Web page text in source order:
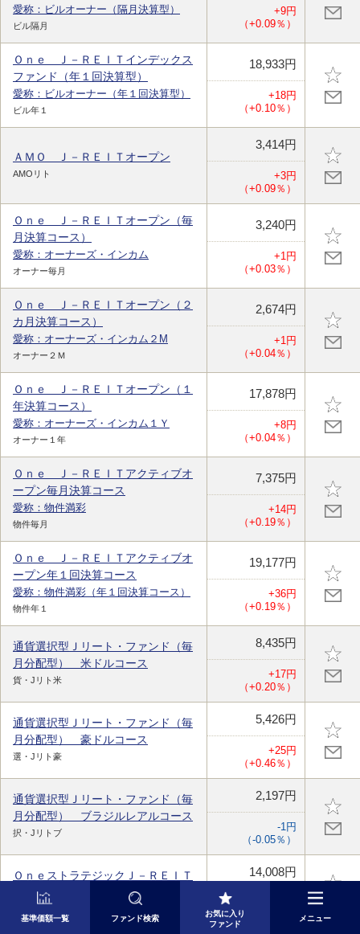
基準価額一覧 ファンド検索
お気に入り
ファンド
メニュー
愛称：ビルオーナー（隔月決算型）
ビル隔月
+9円
（+0.09％）
Ｏｎｅ Ｊ－ＲＥＩＴインデックス
ファンド（年１回決算型）
愛称：ビルオーナー（年１回決算型）
ビル年１
18,933円
+18円
（+0.10％）
ＡＭＯ Ｊ－ＲＥＩＴオープン
AMOリト
3,414円
+3円
（+0.09％）
Ｏｎｅ Ｊ－ＲＥＩＴオープン（毎
月決算コース）
愛称：オーナーズ・インカム
オーナー毎月
3,240円
+1円
（+0.03％）
Ｏｎｅ Ｊ－ＲＥＩＴオープン（２
カ月決算コース）
愛称：オーナーズ・インカム２M
オーナー２Ｍ
2,674円
+1円
（+0.04％）
Ｏｎｅ Ｊ－ＲＥＩＴオープン（１
年決算コース）
愛称：オーナーズ・インカム１Ｙ
オーナー１年
17,878円
+8円
（+0.04％）
Ｏｎｅ Ｊ－ＲＥＩＴアクティブオ
ープン毎月決算コース
愛称：物件満彩
物件毎月
7,375円
+14円
（+0.19％）
Ｏｎｅ Ｊ－ＲＥＩＴアクティブオ
ープン年１回決算コース
愛称：物件満彩（年１回決算コース）
物件年１
19,177円
+36円
（+0.19％）
通貨選択型Ｊリート・ファンド（毎
月分配型） 米ドルコース
貨・Jリト米
8,435円
+17円
（+0.20％）
通貨選択型Ｊリート・ファンド（毎
月分配型） 豪ドルコース
選・Jリト豪
5,426円
+25円
（+0.46％）
通貨選択型Ｊリート・ファンド（毎
月分配型） ブラジルレアルコース
択・Jリトブ
2,197円
-1円
（-0.05％）
ＯｎｅストラテジックＪ－ＲＥＩＴ
ファンド
14,008円
（+0.04％）